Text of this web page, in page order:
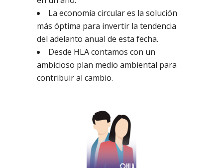
La economía circular es la solución
más óptima para invertir la tendencia
del adelanto anual de esta fecha.
Desde HLA contamos con un
ambicioso plan medio ambiental para
contribuir al cambio.